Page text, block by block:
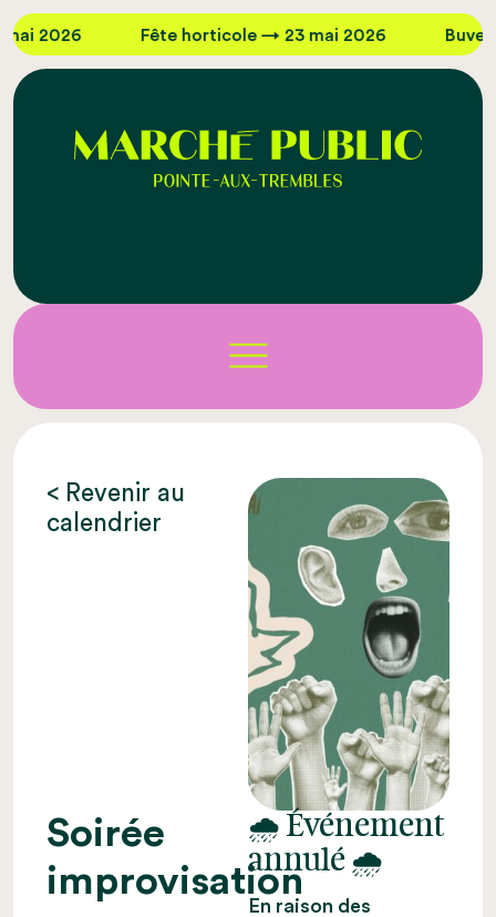
2026 Fête horticole → 23 mai 2026
< Revenir au
calendrier
Soirée
improvisation
🌧️ Événement
annulé 🌧️
En raison des